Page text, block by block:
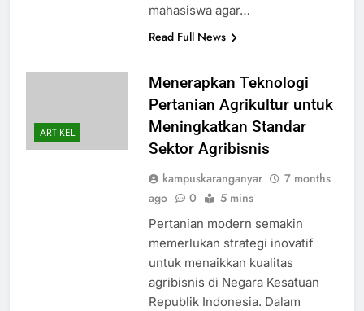
mahasiswa agar…
Read Full News
ARTIKEL
Menerapkan Teknologi
Pertanian Agrikultur untuk
Meningkatkan Standar
Sektor Agribisnis
kampuskaranganyar
7 months
ago
0 5 mins
Pertanian modern semakin
memerlukan strategi inovatif
untuk menaikkan kualitas
agribisnis di Negara Kesatuan
Republik Indonesia. Dalam